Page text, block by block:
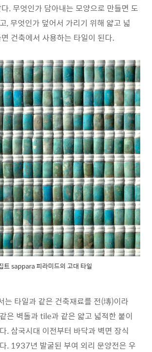
. 무엇인가 담아내는 모양으로 만들면 도
, 무엇인가 덮어서 가리기 위해 얇고 넓
건축에서 사용하는 타일이 된다.
트 sappara 피라미드의 고대 타일
는 타일과 같은 건축재료를 전(塼)이라
은 벽돌과 tile과 같은 얇고 넓적한 붙이
. 삼국시대 이전부터 바닥과 벽면 장식
. 1937년 발굴된 부여 외리 문양전은 우